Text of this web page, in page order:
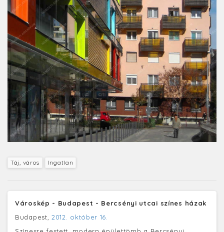
Táj, város Ingatlan
Városkép - Budapest - Bercsényi utcai színes házak
Budapest, 2012. október 16.